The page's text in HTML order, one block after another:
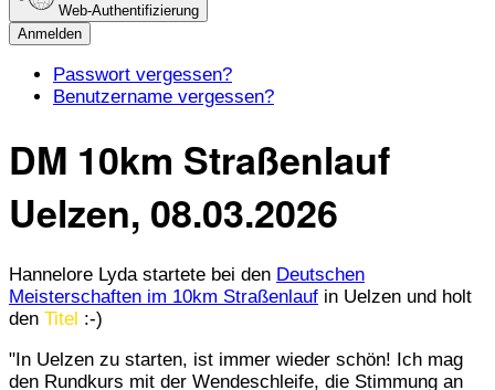
Web-Authentifizierung
Anmelden
Passwort vergessen?
Benutzername vergessen?
DM 10km Straßenlauf
Uelzen, 08.03.2026
Hannelore Lyda startete bei den Deutschen
Meisterschaften im 10km Straßenlauf in Uelzen und holt
den Titel :-)
"In Uelzen zu starten, ist immer wieder schön! Ich mag
den Rundkurs mit der Wendeschleife, die Stimmung an